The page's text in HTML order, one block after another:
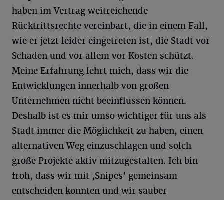
haben im Vertrag weitreichende
Rücktrittsrechte vereinbart, die in einem Fall,
wie er jetzt leider eingetreten ist, die Stadt vor
Schaden und vor allem vor Kosten schützt.
Meine Erfahrung lehrt mich, dass wir die
Entwicklungen innerhalb von großen
Unternehmen nicht beeinflussen können.
Deshalb ist es mir umso wichtiger für uns als
Stadt immer die Möglichkeit zu haben, einen
alternativen Weg einzuschlagen und solch
große Projekte aktiv mitzugestalten. Ich bin
froh, dass wir mit ,Snipes’ gemeinsam
entscheiden konnten und wir sauber